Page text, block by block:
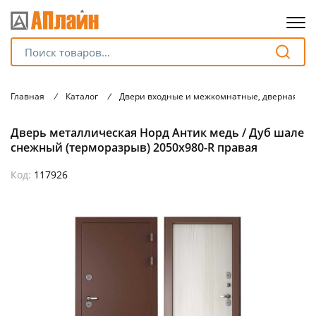
Главная / Каталог / Двери входные и межкомнатные, дверная
Дверь металлическая Норд Антик медь / Дуб шале
снежный (терморазрыв) 2050х980-R правая
Код: 117926
оплатуна части
без переплат
График платежей